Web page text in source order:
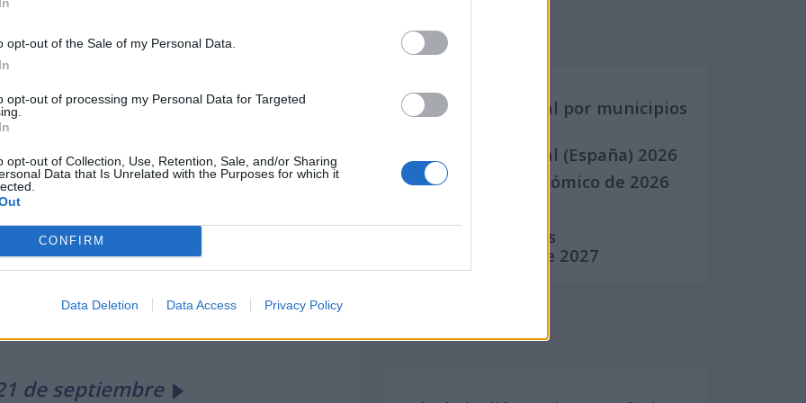
opt-out of the Sale of my Personal Data.
opt-out of processing my Personal Data for Targeted
opt-out of Collection, Use, Retention, Sale, and/or Sharing
Data that Is Unrelated with the Purposes for which it
CONFIRM
Data Deletion Data Access Privacy Policy
la primera fábrica de automóviles, la
sumamente importante,
de septiembre
Calendarios
Calendario Laboral por municipios
Calendario Laboral (España) 2026
Calendario Astronómico de 2026
Calendario de Días
Internacionales de 2027
Calculadoras